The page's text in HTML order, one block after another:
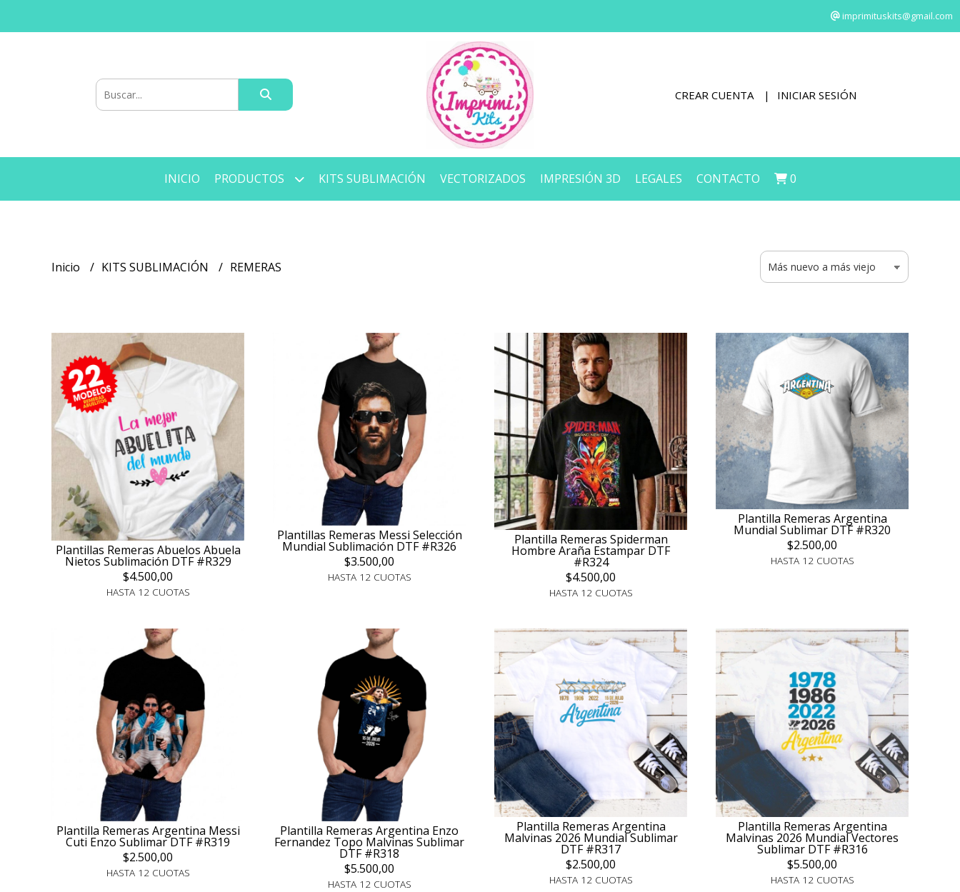
imprimituskits@gmail.com
CREAR CUENTA INICIAR SESIÓN
INICIO PRODUCTOS KITS SUBLIMACIÓN VECTORIZADOS IMPRESIÓN 3D LEGALES CONTACTO 0
Inicio KITS SUBLIMACIÓN REMERAS
Plantillas Remeras Abuelos Abuela
Nietos Sublimación DTF #R329
$4.500,00
HASTA 12 CUOTAS
Plantillas Remeras Messi Selección
Mundial Sublimación DTF #R326
$3.500,00
HASTA 12 CUOTAS
Plantilla Remeras Spiderman
Hombre Araña Estampar DTF
#R324
$4.500,00
HASTA 12 CUOTAS
Plantilla Remeras Argentina
Mundial Sublimar DTF #R320
$2.500,00
HASTA 12 CUOTAS
Plantilla Remeras Argentina Messi
Cuti Enzo Sublimar DTF #R319
$2.500,00
HASTA 12 CUOTAS
Plantilla Remeras Argentina Enzo
Fernandez Topo Malvinas Sublimar
DTF #R318
$5.500,00
HASTA 12 CUOTAS
Plantilla Remeras Argentina
Malvinas 2026 Mundial Sublimar
DTF #R317
$2.500,00
HASTA 12 CUOTAS
Plantilla Remeras Argentina
Malvinas 2026 Mundial Vectores
Sublimar DTF #R316
$5.500,00
HASTA 12 CUOTAS